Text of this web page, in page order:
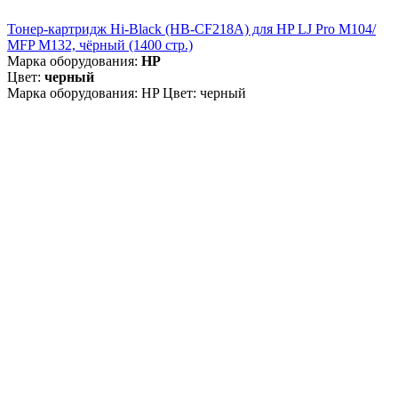
Тонер-картридж Hi-Black (HB-CF218A) для HP LJ Pro M104/
MFP M132, чёрный (1400 стр.)
Марка оборудования: HP
Цвет: черный
Марка оборудования: HP Цвет: черный